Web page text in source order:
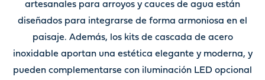
artesanales para arroyos y cauces de agua están
diseñados para integrarse de forma armoniosa en el
paisaje. Además, los kits de cascada de acero
inoxidable aportan una estética elegante y moderna, y
pueden complementarse con iluminación LED opcional